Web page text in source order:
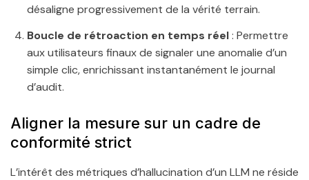
désaligne progressivement de la vérité terrain.
Boucle de rétroaction en temps réel: Permettre
aux utilisateurs finaux de signaler une anomalie d’un
simple clic, enrichissant instantanément le journal
d’audit.
Aligner la mesure sur un cadre de
conformité strict
L’intérêt des métriques d’hallucination d’un LLM ne réside